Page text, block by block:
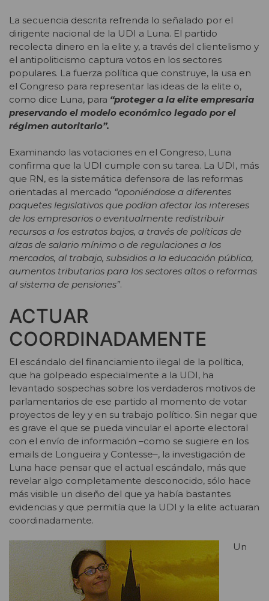
La secuencia descrita refrenda lo señalado por el
dirigente nacional de la UDI a Luna. El partido
recolecta dinero en la elite y, a través del clientelismo y
el antipoliticismo captura votos en los sectores
populares. La fuerza política que construye, la usa en
el Congreso para representar las ideas de la elite o,
como dice Luna, para “proteger a la elite empresaria
preservando el modelo económico legado por el
régimen autoritario”.
Examinando las votaciones en el Congreso, Luna
confirma que la UDI cumple con su tarea. La UDI, más
que RN, es la sistemática defensora de las reformas
orientadas al mercado “oponiéndose a diferentes
paquetes legislativos que podían afectar los intereses
de los empresarios o eventualmente redistribuir
recursos a los estratos bajos, a través de políticas de
alzas de salario mínimo o de regulaciones a los
mercados, al trabajo, subsidios a la educación pública,
aumentos tributarios para los sectores altos o reformas
al sistema de pensiones”.
ACTUAR
COORDINADAMENTE
El escándalo del financiamiento ilegal de la política,
que ha golpeado especialmente a la UDI, ha
levantado sospechas sobre los verdaderos motivos de
parlamentarios de ese partido al momento de votar
proyectos de ley y en su trabajo político. Sin negar que
es grave el que se pueda vincular el aporte electoral
con el envío de información –como se sugiere en los
emails de Longueira y Contesse–, la investigación de
Luna hace pensar que el actual escándalo, más que
revelar algo completamente desconocido, sólo hace
más visible un diseño del que ya había bastantes
evidencias y que permitía que la UDI y la elite actuaran
coordinadamente.
Un